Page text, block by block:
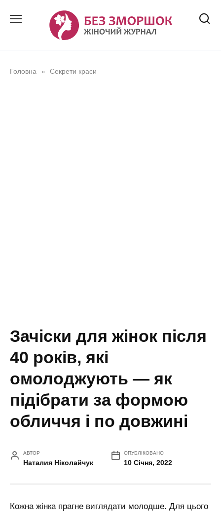
Головна » Секрети краси
Зачіски для жінок після
40 років, які
омолоджують — як
підібрати за формою
обличчя і по довжині
АВТОР
Наталия Ніколайчук
ОПУБЛІКОВАНО
10 Січня, 2022
Кожна жінка прагне виглядати молодше. Для цього